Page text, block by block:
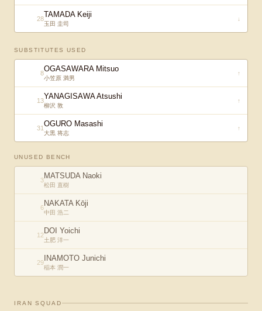
28TAMADA Keiji
玉田 圭司
↓
SUBSTITUTES USED
8OGASAWARA Mitsuo
小笠原 満男
↑
13YANAGISAWA Atsushi
柳沢 敦
↑
31OGURO Masashi
大黒 将志
↑
UNUSED BENCH
3MATSUDA Naoki
松田 直樹
6NAKATA Kōji
中田 浩二
12DOI Yoichi
土肥 洋一
29 INAMOTO Junichi
稲本 潤一
IRAN SQUAD